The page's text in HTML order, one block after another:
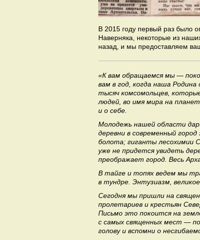
В 2015 году первый раз было
Наверняка, некоторые из
назад, и мы предоставляем
«К вам обращаемся мы —
вам в год, когда наша
тысяч комсомольцев,
людей, во имя мира на
и о себе.
Молодежь нашей области
деревни в современный
болота; гиганты лесохимии
уже не придется увидеть
преображает город. Весь
В тайге и топях ведем мы
в тундре. Энтузиазм,
Сегодня мы пришли на
пролетариев и крестьян
Письмо это покоится на
с самых священных мест —
голову и вспомни о